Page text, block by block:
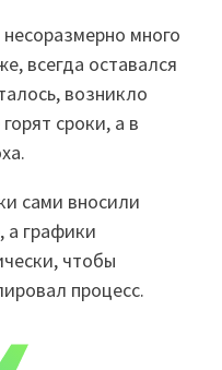
много
всегда оставался
возникло
сроки, а в
сами вносили
а графики
чтобы
процесс.